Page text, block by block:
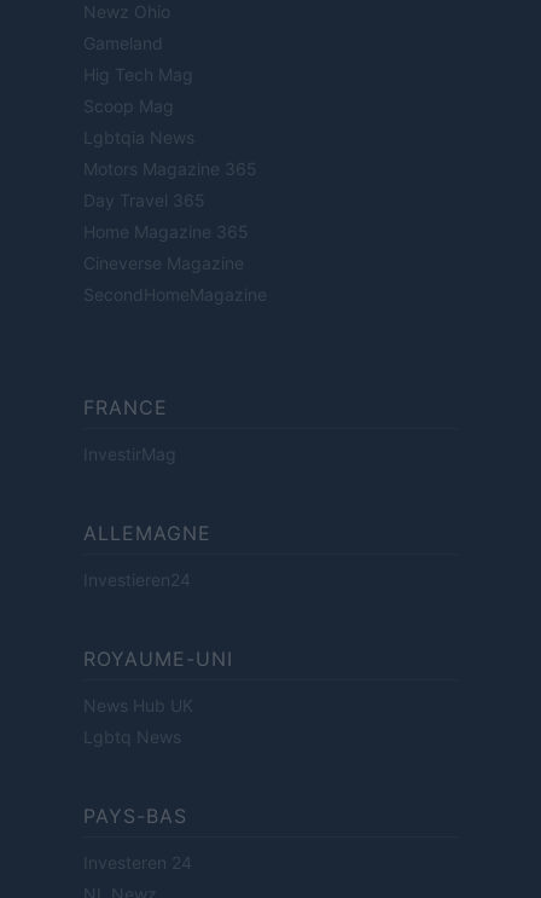
Newz Ohio
Gameland
Hig Tech Mag
Scoop Mag
Lgbtqia News
Motors Magazine 365
Day Travel 365
Home Magazine 365
Cineverse Magazine
SecondHomeMagazine
FRANCE
InvestirMag
ALLEMAGNE
Investieren24
ROYAUME-UNI
News Hub UK
Lgbtq News
PAYS-BAS
Investeren 24